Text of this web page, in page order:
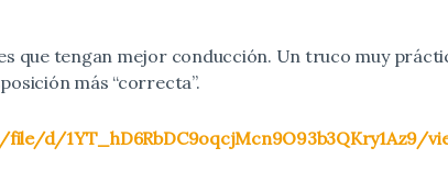
que tengan mejor conducción. Un truco muy
más “correcta”.
d/1YT_hD6RbDC9oqcjMcn9O93b3QKry1Az9/